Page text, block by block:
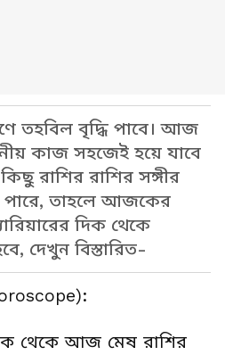
তহবিল বৃদ্ধি পাবে। আজ
কাজ সহজেই হয়ে যাবে
রাশির রাশির সঙ্গীর
পারে, তাহলে আজকের
দিক থেকে
দেখুন বিস্তারিত-
থেকে আজ মেষ রাশির